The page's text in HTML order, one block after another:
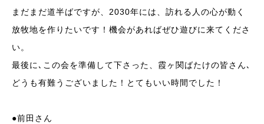
まだまだ道半ばですが、2030年には、訪れる人の心が動く
放牧地を作りたいです！機会があればぜひ遊びに来てくださ
い。
最後に､この会を準備して下さった、霞ヶ関ばたけの皆さん､
どうも有難うございました！とてもいい時間でした！
●前田さん